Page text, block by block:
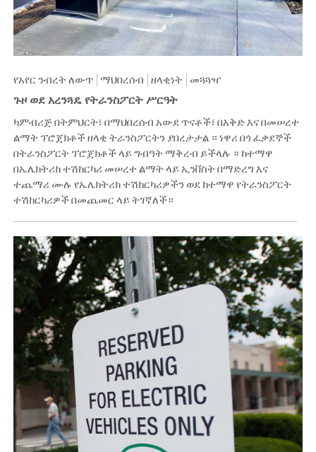
የአየር ንብረት ለውጥ ማህበረሰብ ዘላቂነት መጓጓዣ
ጉዞ ወደ አረንጓዴ የትራንስፖርት ሥርዓት
ካምብሪጅ በትምህርት፣ በማህበረሰብ አውደ ጥናቶች፣ በእቅድ እና በመሠረተ
ልማት ፕሮጀክቶች ዘላቂ ትራንስፖርትን ያበረታታል ። ነዋሪ በጎ ፈቃደኞች
በትራንስፖርት ፕሮጀክቶች ላይ ግብዓት ማቅረብ ይችላሉ ። ከተማዋ
በኤሌክትሪክ ተሽከርካሪ መሠረተ ልማት ላይ ኢንቨስት በማድረግ እና
ተጨማሪ ሙሉ የኤሌክትሪክ ተሽከርካሪዎችን ወደ ከተማዋ የትራንስፖርት
ተሽከርካሪዎች በመጨመር ላይ ትገኛለች።